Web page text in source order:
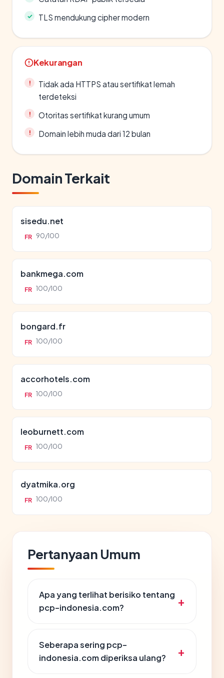
TLS mendukung cipher modern
Kekurangan
Tidak ada HTTPS atau sertifikat lemah
terdeteksi
Otoritas sertifikat kurang umum
Domain lebih muda dari 12 bulan
Domain Terkait
sisedu.net
FR 90/100
bankmega.com
FR 100/100
bongard.fr
FR 100/100
accorhotels.com
FR 100/100
leoburnett.com
FR 100/100
dyatmika.org
FR 100/100
Pertanyaan Umum
Apa yang terlihat berisiko tentang
pcp-indonesia.com?
Seberapa sering pcp-
indonesia.com diperiksa ulang?